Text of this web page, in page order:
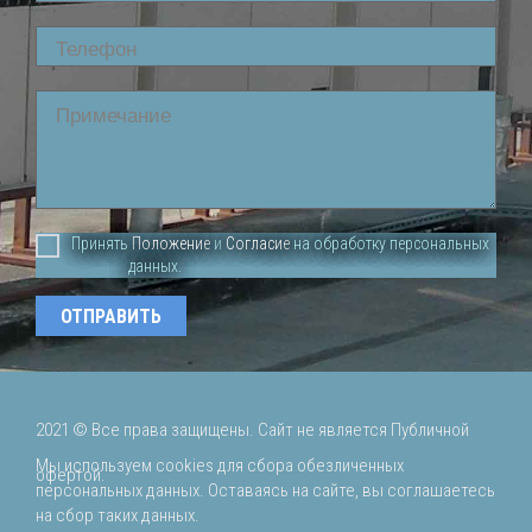
Phone
Comment
Принять Положение и Согласие на обработку персональных
данных.
2021 © Все права защищены. Сайт не является Публичной
офертой.
Мы используем cookies для сбора обезличенных
персональных данных. Оставаясь на сайте, вы соглашаетесь
на сбор таких данных.